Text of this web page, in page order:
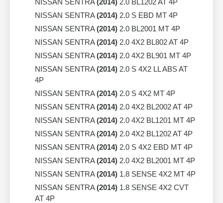
NISSAN SENTRA(2014) 2.0 S EBD MT 4P
NISSAN SENTRA(2014) 2.0 BL2001 MT 4P
NISSAN SENTRA(2014) 2.0 4X2 BL802 AT 4P
NISSAN SENTRA(2014) 2.0 4X2 BL901 MT 4P
NISSAN SENTRA(2014) 2.0 S 4X2 LL ABS AT
4P
NISSAN SENTRA(2014) 2.0 S 4X2 MT 4P
NISSAN SENTRA(2014) 2.0 4X2 BL2002 AT 4P
NISSAN SENTRA(2014) 2.0 4X2 BL1201 MT 4P
NISSAN SENTRA(2014) 2.0 4X2 BL1202 AT 4P
NISSAN SENTRA(2014) 2.0 S 4X2 EBD MT 4P
NISSAN SENTRA(2014) 2.0 4X2 BL2001 MT 4P
NISSAN SENTRA(2014) 1.8 SENSE 4X2 MT 4P
NISSAN SENTRA(2014) 1.8 SENSE 4X2 CVT
AT 4P